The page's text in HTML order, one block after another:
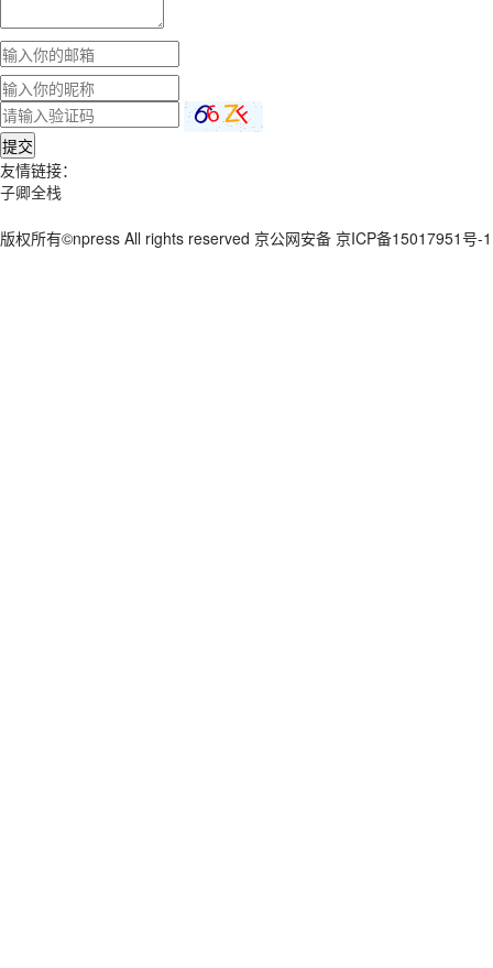
提交
友情链接：
子卿全栈
版权所有©npress All rights reserved 京公网安备 京ICP备15017951号-1